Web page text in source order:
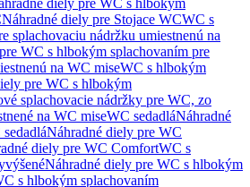
diely pre WC s hlbokým
Náhradné diely pre Stojace WCWC s
splachovaciu nádržku umiestnenú na
WC s hlbokým splachovaním pre
na WC miseWC s hlbokým
pre WC s hlbokým
splachovacie nádržky pre WC, zo
na WC miseWC sedadláNáhradné
Náhradné diely pre WC
diely pre WC ComfortWC s
Náhradné diely pre WC s hlbokým
s hlbokým splachovaním